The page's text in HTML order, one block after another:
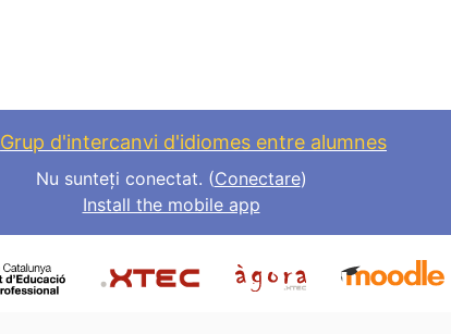
Grup d'intercanvi d'idiomes entre alumnes
Nu sunteți conectat. (Conectare)
Install the mobile app